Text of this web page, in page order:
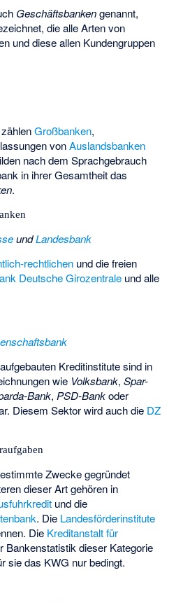
Geschäftsbankengenannt,
die alle Arten von
und diese allen Kundengruppen
zählenGroßbanken,
vonAuslandsbanken
nach dem Sprachgebrauch
in ihrer Gesamtheit das
.
undLandesbank
rechtlichen und die freien
Deutsche Girozentrale und alle
aufgebauten Kreditinstitute sind in
wie Volksbank,Spar-
Bank, PSD-Bankoder
Diesem Sektor wird auch die DZ
Zwecke gegründet
dieser Art gehören in
und die
. Die Landesförderinstitute
Die Kreditanstalt für
Bankenstatistik dieser Kategorie
sie das KWG nur bedingt.